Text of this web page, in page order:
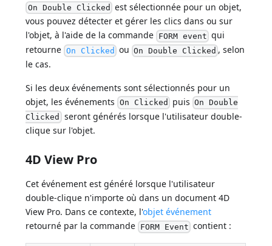
On Double Clicked est sélectionnée pour un objet,
vous pouvez détecter et gérer les clics dans ou sur
l'objet, à l'aide de la commande FORM event qui
retourne On Clicked ou On Double Clicked , selon
le cas.
Si les deux événements sont sélectionnés pour un
objet, les événements On Clicked puis On Double
Clicked seront générés lorsque l'utilisateur double-
clique sur l'objet.
4D View Pro
Cet événement est généré lorsque l'utilisateur
double-clique n'importe où dans un document 4D
View Pro. Dans ce contexte, l'objet événement
retourné par la commande FORM Event contient :